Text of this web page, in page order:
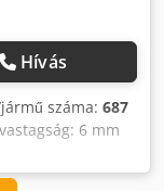
Hívás
száma: 687
6 mm
15 kW
8500 kg